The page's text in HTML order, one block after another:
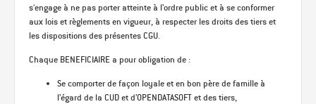
s'engage à ne pas porter atteinte à l’ordre public et à se conformer
aux lois et règlements en vigueur, à respecter les droits des tiers et
les dispositions des présentes CGU.
Chaque BENEFICIAIRE a pour obligation de :
Se comporter de façon loyale et en bon père de famille à
l’égard de la CUD et d’OPENDATASOFT et des tiers,